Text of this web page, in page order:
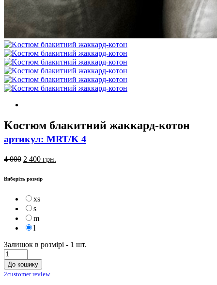
Kостюм блакитний жаккард-котон
артикул: MRT/K 4
4 000 2 400 грн.
Виберіть розмір
xs
s
m
l
Залишок в розмірі - 1 шт.
До кошику
2customer review